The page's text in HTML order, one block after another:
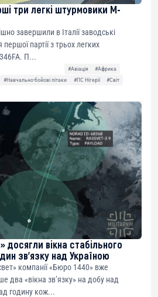
три легкі штурмовики M-
завершили в Італії заводські
партії з трьох легких
П...
#Авіація
#Африка
#Навчально-бойові літаки #ПС Нігерії
#Світ
досягли вікна стабільного
зв’язку над Україною
компанії «Бюро 1440» вже
два «вікна зв’язку» на добу над
годину кож...